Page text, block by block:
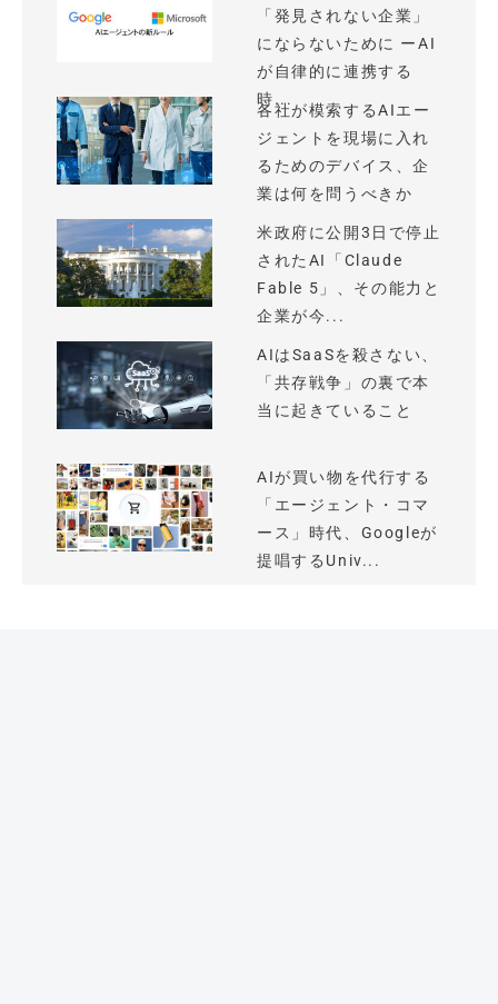
「発見されない企業」
にならないために ーAI
が自律的に連携する
時...
各社が模索するAIエー
ジェントを現場に入れ
るためのデバイス、企
業は何を問うべきか
米政府に公開3日で停止
されたAI「Claude
Fable 5」、その能力と
企業が今...
AIはSaaSを殺さない、
「共存戦争」の裏で本
当に起きていること
AIが買い物を代行する
「エージェント・コマ
ース」時代、Googleが
提唱するUniv...